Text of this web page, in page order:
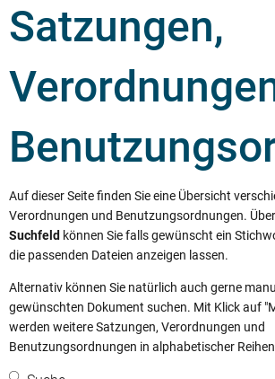
Satzungen,
Auf dieser Seite finden Sie eine Übersicht
Verordnungen und Benutzungsordnungen.
Suchfeld können Sie falls gewünscht ein
die passenden Dateien anzeigen lassen.
Alternativ können Sie natürlich auch gerne
gewünschten Dokument suchen. Mit Klick auf
werden weitere Satzungen, Verordnungen und
Benutzungsordnungen in alphabetischer